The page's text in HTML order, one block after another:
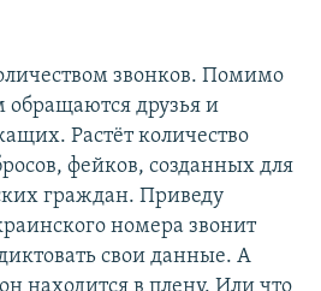
звонков. Помимо
обращаются друзья и
Растёт количество
фейков, созданных для
граждан. Приведу
номера звонит
свои данные. А